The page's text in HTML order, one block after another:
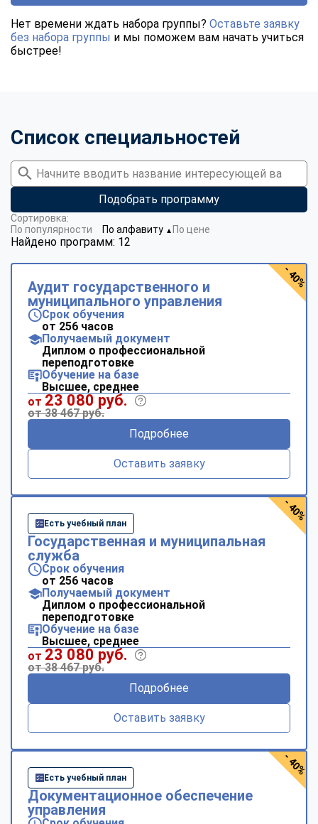
Нет времени ждать набора группы? Оставьте заявку
без набора группы и мы поможем вам начать учиться
быстрее!
Список специальностей
Подобрать программу
Найдено программ: 12
Сортировка:
По популярности
По алфавиту ▼ По цене
Аудит государственного и
муниципального управления
Срок обучения
от 256 часов
Получаемый документ
Диплом о профессиональной
переподготовке
Обучение на базе
Высшее, среднее
от 23 080 руб.
от 38 467 руб.
Подробнее
Оставить заявку
- 40%
Есть учебный план
Государственная и муниципальная
служба
Срок обучения
от 256 часов
Получаемый документ
Диплом о профессиональной
переподготовке
Обучение на базе
Высшее, среднее
от 23 080 руб.
от 38 467 руб.
Подробнее
Оставить заявку
- 40%
Есть учебный план
Документационное обеспечение
управления
- 40%